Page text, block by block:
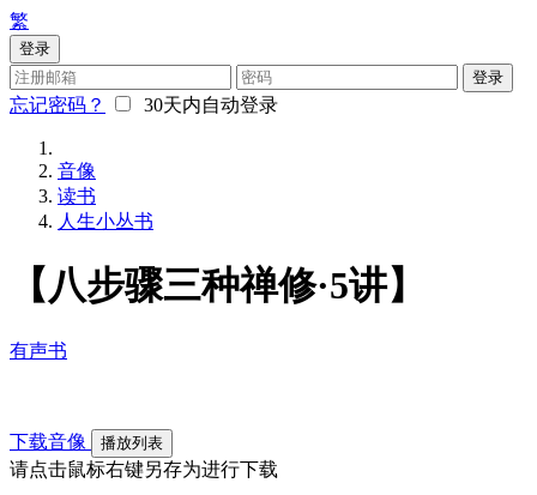
繁
登录
登录
忘记密码？ 30天内自动登录
音像
读书
人生小丛书
【八步骤三种禅修·5讲】
有声书
下载音像 播放列表
请点击鼠标右键另存为进行下载